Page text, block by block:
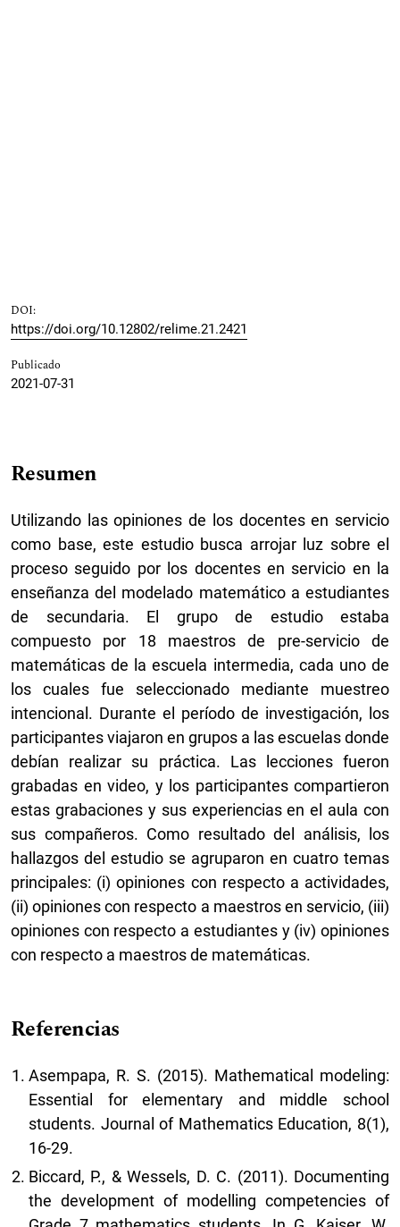
DOI:
https://doi.org/10.12802/relime.21.2421
Publicado
2021-07-31
Resumen
Utilizando las opiniones de los docentes en servicio
como base, este estudio busca arrojar luz sobre el
proceso seguido por los docentes en servicio en la
enseñanza del modelado matemático a estudiantes
de secundaria. El grupo de estudio estaba
compuesto por 18 maestros de pre-servicio de
matemáticas de la escuela intermedia, cada uno de
los cuales fue seleccionado mediante muestreo
intencional. Durante el período de investigación, los
participantes viajaron en grupos a las escuelas donde
debían realizar su práctica. Las lecciones fueron
grabadas en video, y los participantes compartieron
estas grabaciones y sus experiencias en el aula con
sus compañeros. Como resultado del análisis, los
hallazgos del estudio se agruparon en cuatro temas
principales: (i) opiniones con respecto a actividades,
(ii) opiniones con respecto a maestros en servicio, (iii)
opiniones con respecto a estudiantes y (iv) opiniones
con respecto a maestros de matemáticas.
Referencias
Asempapa, R. S. (2015). Mathematical modeling:
Essential for elementary and middle school
students. Journal of Mathematics Education, 8(1),
16-29.
Biccard, P., & Wessels, D. C. (2011). Documenting
the development of modelling competencies of